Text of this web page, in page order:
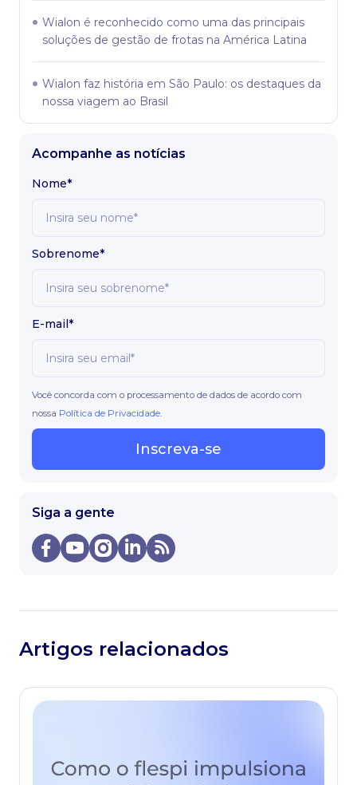
Wialon é reconhecido como uma das principais
soluções de gestão de frotas na América Latina
Wialon faz história em São Paulo: os destaques da
nossa viagem ao Brasil
Acompanhe as notícias
Nome*
Sobrenome*
E-mail*
Você concorda com o processamento de dados de acordo com
nossa Política de Privacidade
Inscreva-se
Siga a gente
Artigos relacionados